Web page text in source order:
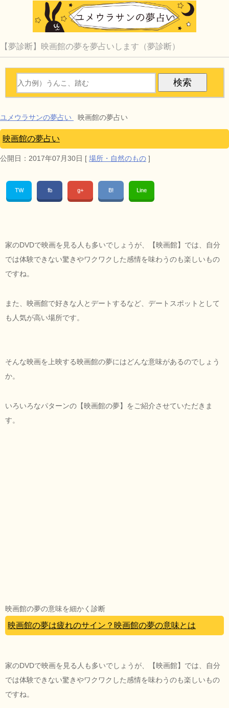
【夢診断】映画館の夢を夢占いします（夢診断）
ユメウラサンの夢占い 映画館の夢占い
映画館の夢占い
公開日： 2017年07月30日 [ 場所・自然のもの ]
TW fb g+ B! Line
家のDVDで映画を見る人も多いでしょうが、【映画館】では、自分
では体験できない驚きやワクワクした感情を味わうのも楽しいもの
ですね。
また、映画館で好きな人とデートするなど、デートスポットとして
も人気が高い場所です。
そんな映画を上映する映画館の夢にはどんな意味があるのでしょう
か。
いろいろなパターンの【映画館の夢】をご紹介させていただきま
す。
映画館の夢の意味を細かく診断
映画館の夢は疲れのサイン？映画館の夢の意味とは
家のDVDで映画を見る人も多いでしょうが、【映画館】では、自分
では体験できない驚きやワクワクした感情を味わうのも楽しいもの
ですね。